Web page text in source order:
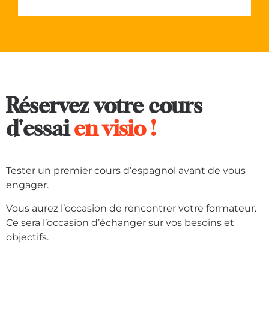
Réservez votre cours
d'essaien visio !
Tester un premier cours d’espagnol avant de vous
engager.
Vous aurez l’occasion de rencontrer votre formateur.
Ce sera l’occasion d’échanger sur vos besoins et
objectifs.